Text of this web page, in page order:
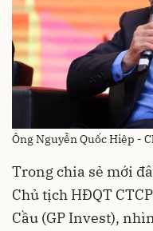
Ông Nguyễn Quốc Hiệp -
Trong chia sẻ mới
Chủ tịch HĐQT
Cầu (GP Invest),